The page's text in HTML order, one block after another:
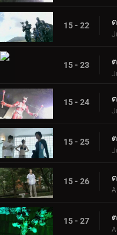
15 - 22
15 - 23
15 - 24
15 - 25
15 - 26
15 - 27